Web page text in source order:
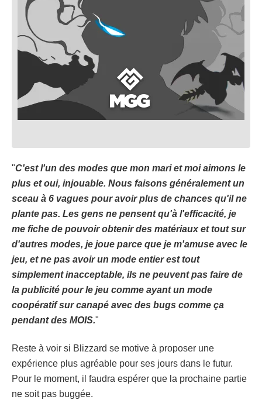
"C'est l'un des modes que mon mari et moi aimons le
plus et oui, injouable. Nous faisons généralement un
sceau à 6 vagues pour avoir plus de chances qu'il ne
plante pas. Les gens ne pensent qu'à l'efficacité, je
me fiche de pouvoir obtenir des matériaux et tout sur
d'autres modes, je joue parce que je m'amuse avec le
jeu, et ne pas avoir un mode entier est tout
simplement inacceptable, ils ne peuvent pas faire de
la publicité pour le jeu comme ayant un mode
coopératif sur canapé avec des bugs comme ça
pendant des MOIS."
Reste à voir si Blizzard se motive à proposer une
expérience plus agréable pour ses jours dans le futur.
Pour le moment, il faudra espérer que la prochaine partie
ne soit pas buggée.